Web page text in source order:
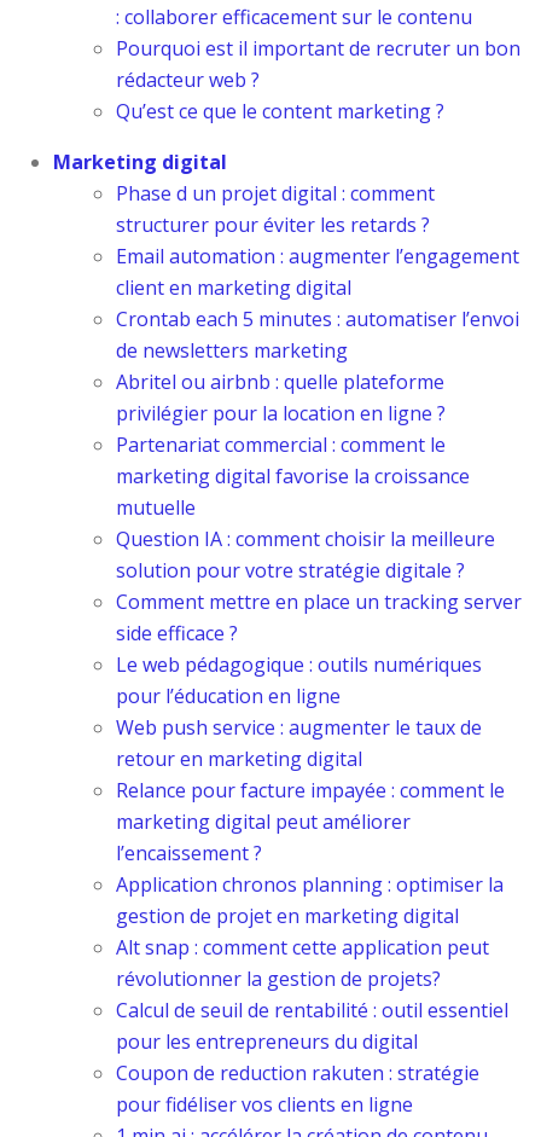
: collaborer efficacement sur le contenu
Pourquoi est il important de recruter un bon
rédacteur web ?
Qu’est ce que le content marketing ?
Marketing digital
Phase d un projet digital : comment
structurer pour éviter les retards ?
Email automation : augmenter l’engagement
client en marketing digital
Crontab each 5 minutes : automatiser l’envoi
de newsletters marketing
Abritel ou airbnb : quelle plateforme
privilégier pour la location en ligne ?
Partenariat commercial : comment le
marketing digital favorise la croissance
mutuelle
Question IA : comment choisir la meilleure
solution pour votre stratégie digitale ?
Comment mettre en place un tracking server
side efficace ?
Le web pédagogique : outils numériques
pour l’éducation en ligne
Web push service : augmenter le taux de
retour en marketing digital
Relance pour facture impayée : comment le
marketing digital peut améliorer
l’encaissement ?
Application chronos planning : optimiser la
gestion de projet en marketing digital
Alt snap : comment cette application peut
révolutionner la gestion de projets?
Calcul de seuil de rentabilité : outil essentiel
pour les entrepreneurs du digital
Coupon de reduction rakuten : stratégie
pour fidéliser vos clients en ligne